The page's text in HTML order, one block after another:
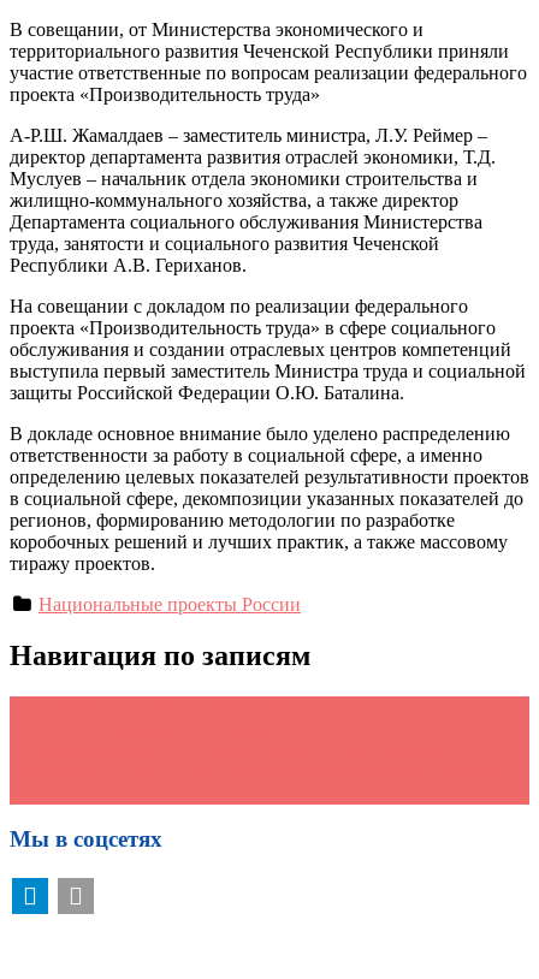
В совещании, от Министерства экономического и
территориального развития Чеченской Республики приняли
участие ответственные по вопросам реализации федерального
проекта «Производительность труда»
А-Р.Ш. Жамалдаев – заместитель министра, Л.У. Реймер –
директор департамента развития отраслей экономики, Т.Д.
Муслуев – начальник отдела экономики строительства и
жилищно-коммунального хозяйства, а также директор
Департамента социального обслуживания Министерства
труда, занятости и социального развития Чеченской
Республики А.В. Гериханов.
На совещании с докладом по реализации федерального
проекта «Производительность труда» в сфере социального
обслуживания и создании отраслевых центров компетенций
выступила первый заместитель Министра труда и социальной
защиты Российской Федерации О.Ю. Баталина.
В докладе основное внимание было уделено распределению
ответственности за работу в социальной сфере, а именно
определению целевых показателей результативности проектов
в социальной сфере, декомпозиции указанных показателей до
регионов, формированию методологии по разработке
коробочных решений и лучших практик, а также массовому
тиражу проектов.
Национальные проекты России
Навигация по записям
Мы в соцсетях